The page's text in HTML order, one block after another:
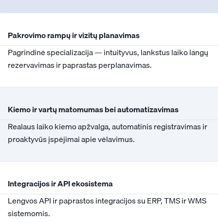
Pakrovimo rampų ir vizitų planavimas
Pagrindinė specializacija — intuityvus, lankstus laiko langų
rezervavimas ir paprastas perplanavimas.
Kiemo ir vartų matomumas bei automatizavimas
Realaus laiko kiemo apžvalga, automatinis registravimas ir
proaktyvūs įspėjimai apie vėlavimus.
Integracijos ir API ekosistema
Lengvos API ir paprastos integracijos su ERP, TMS ir WMS
sistemomis.